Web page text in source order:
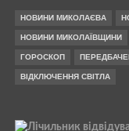
НОВИНИ МИКОЛАЄВА
НОВИНИ МИКОЛАЇВЩИНИ
ГОРОСКОП
ВІДКЛЮЧЕННЯ СВІТЛА